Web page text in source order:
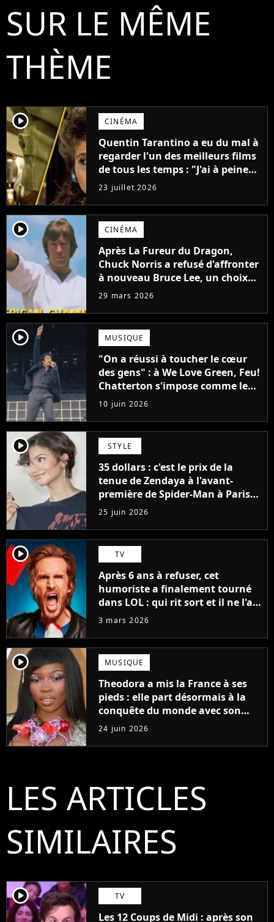
SUR LE MÊME
THÈME
player2 CINÉMA
Quentin Tarantino a eu du mal à
regarder l'un des meilleurs films
de tous les temps : "J'ai à peine
réussi à aller jusqu'au générique
de fin"
23 juillet 2026
player2 CINÉMA
Après La Fureur du Dragon,
Chuck Norris a refusé d'affronter
à nouveau Bruce Lee, un choix
qui a façonné sa légende
29 mars 2026
player2 MUSIQUE
"On a réussi à toucher le cœur
des gens" : à We Love Green, Feu!
Chatterton s'impose comme le
groupe rock français de sa
génération
10 juin 2026
player2 STYLE
35 dollars : c'est le prix de la
tenue de Zendaya à l'avant-
première de Spider-Man à Paris,
"Le style n'a pas besoin de coûter
une fortune"
25 juin 2026
player2 TV
Après 6 ans à refuser, cet
humoriste a finalement tourné
dans LOL : qui rit sort et il ne l'a
pas fait pour l'argent, "J'ai
3 mars 2026
player2 MUSIQUE
Theodora a mis la France à ses
pieds : elle part désormais à la
conquête du monde avec son
premier gros feat international
24 juin 2026
LES ARTICLES
SIMILAIRES
player2 TV
Les 12 Coups de Midi : après son